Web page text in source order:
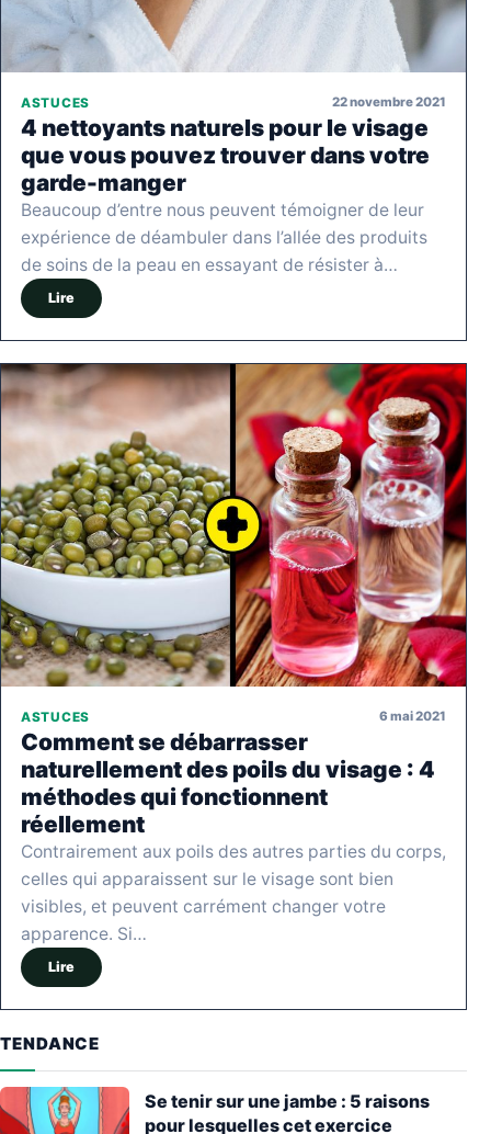
ASTUCES 22 novembre 2021
4 nettoyants naturels pour le visage
que vous pouvez trouver dans votre
garde-manger
Beaucoup d’entre nous peuvent témoigner de leur
expérience de déambuler dans l’allée des produits
de soins de la peau en essayant de résister à…
Lire
ASTUCES 6 mai 2021
Comment se débarrasser
naturellement des poils du visage : 4
méthodes qui fonctionnent
réellement
Contrairement aux poils des autres parties du corps,
celles qui apparaissent sur le visage sont bien
visibles, et peuvent carrément changer votre
apparence. Si…
Lire
TENDANCE
Se tenir sur une jambe : 5 raisons
pour lesquelles cet exercice